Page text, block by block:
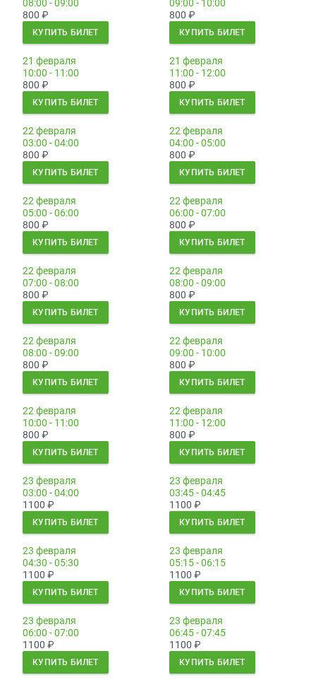
08:00 - 09:00
800 ₽
КУПИТЬ БИЛЕТ
09:00 - 10:00
800 ₽
КУПИТЬ БИЛЕТ
21 февраля
10:00 - 11:00
800 ₽
КУПИТЬ БИЛЕТ
21 февраля
11:00 - 12:00
800 ₽
КУПИТЬ БИЛЕТ
22 февраля
03:00 - 04:00
800 ₽
КУПИТЬ БИЛЕТ
22 февраля
04:00 - 05:00
800 ₽
КУПИТЬ БИЛЕТ
22 февраля
05:00 - 06:00
800 ₽
КУПИТЬ БИЛЕТ
22 февраля
06:00 - 07:00
800 ₽
КУПИТЬ БИЛЕТ
22 февраля
07:00 - 08:00
800 ₽
КУПИТЬ БИЛЕТ
22 февраля
08:00 - 09:00
800 ₽
КУПИТЬ БИЛЕТ
22 февраля
08:00 - 09:00
800 ₽
КУПИТЬ БИЛЕТ
22 февраля
09:00 - 10:00
800 ₽
КУПИТЬ БИЛЕТ
22 февраля
10:00 - 11:00
800 ₽
КУПИТЬ БИЛЕТ
22 февраля
11:00 - 12:00
800 ₽
КУПИТЬ БИЛЕТ
23 февраля
03:00 - 04:00
1100 ₽
КУПИТЬ БИЛЕТ
23 февраля
03:45 - 04:45
1100 ₽
КУПИТЬ БИЛЕТ
23 февраля
04:30 - 05:30
1100 ₽
КУПИТЬ БИЛЕТ
23 февраля
05:15 - 06:15
1100 ₽
КУПИТЬ БИЛЕТ
23 февраля
06:00 - 07:00
1100 ₽
КУПИТЬ БИЛЕТ
23 февраля
06:45 - 07:45
1100 ₽
КУПИТЬ БИЛЕТ